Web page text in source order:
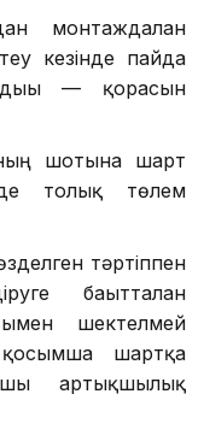
монтаждалған
кезінде пайда
— қорғасын
шотына шарт
толық төлем
тәртіппен
бағытталған
шектелмей
шартқа
артықшылық